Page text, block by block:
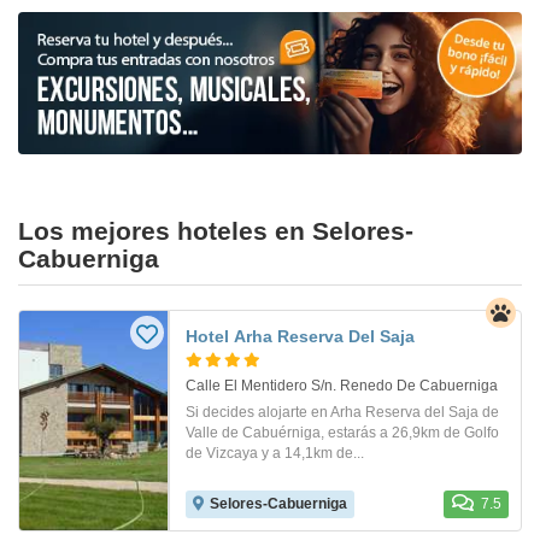
Los mejores hoteles en Selores-
Cabuerniga
Hotel Arha Reserva Del Saja
Calle El Mentidero S/n. Renedo De Cabuerniga
Si decides alojarte en Arha Reserva del Saja de
Valle de Cabuérniga, estarás a 26,9km de Golfo
de Vizcaya y a 14,1km de...
Selores-Cabuerniga 7.5